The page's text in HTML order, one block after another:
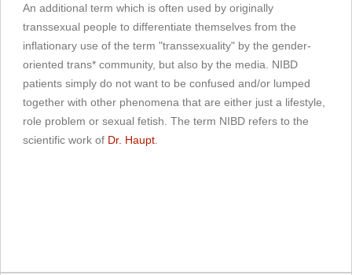
An additional term which is often used by originally
transsexual people to differentiate themselves from the
inflationary use of the term "transsexuality" by the gender-
oriented trans* community, but also by the media. NIBD
patients simply do not want to be confused and/or lumped
together with other phenomena that are either just a lifestyle,
role problem or sexual fetish. The term NIBD refers to the
scientific work of Dr. Haupt